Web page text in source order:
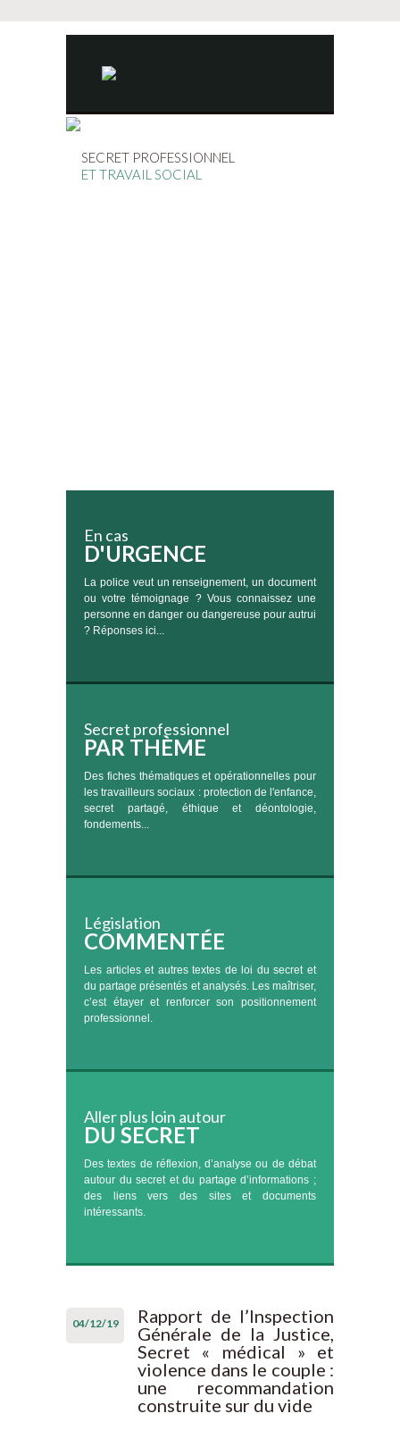
SECRET PROFESSIONNEL
ET TRAVAIL SOCIAL
En cas
D'URGENCE
La police veut un renseignement, un document
ou votre témoignage ? Vous connaissez une
personne en danger ou dangereuse pour autrui
? Réponses ici...
Secret professionnel
PAR THÈME
Des fiches thématiques et opérationnelles pour
les travailleurs sociaux : protection de l'enfance,
secret partagé, éthique et déontologie,
fondements...
Législation
COMMENTÉE
Les articles et autres textes de loi du secret et
du partage présentés et analysés. Les maîtriser,
c’est étayer et renforcer son positionnement
professionnel.
Aller plus loin autour
DU SECRET
Des textes de réflexion, d’analyse ou de débat
autour du secret et du partage d’informations ;
des liens vers des sites et documents
intéressants.
04/12/19
Rapport de l’Inspection
Générale de la Justice,
Secret « médical » et
violence dans le couple :
une recommandation
construite sur du vide